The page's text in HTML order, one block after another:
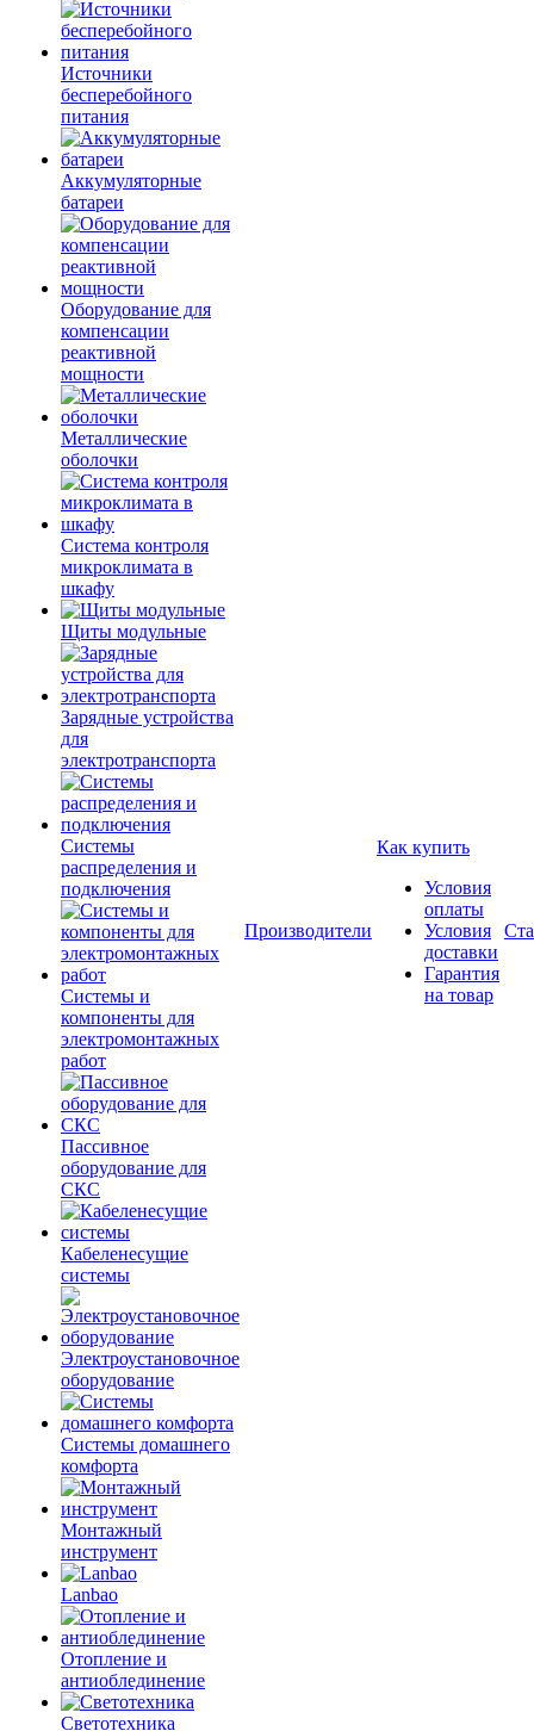
Источники
бесперебойного
питания
Аккумуляторные
батареи
Оборудование для
компенсации
реактивной
мощности
Металлические
оболочки
Система контроля
микроклимата в
шкафу
Щиты модульные
Зарядные устройства
для
электротранспорта
Системы
распределения и
подключения
Системы и
компоненты для
электромонтажных
работ
Пассивное
оборудование для
СКС
Кабеленесущие
системы
Электроустановочное
оборудование
Системы домашнего
комфорта
Монтажный
инструмент
Lanbao
Отопление и
антиоблединение
Светотехника
Производители
Как купить
Условия
оплаты
Условия
доставки
Гарантия
на товар